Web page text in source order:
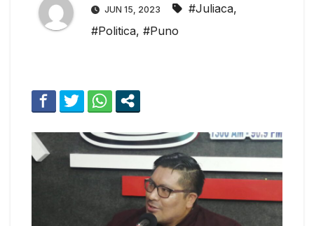
JUN 15, 2023 #Juliaca,
#Politica, #Puno